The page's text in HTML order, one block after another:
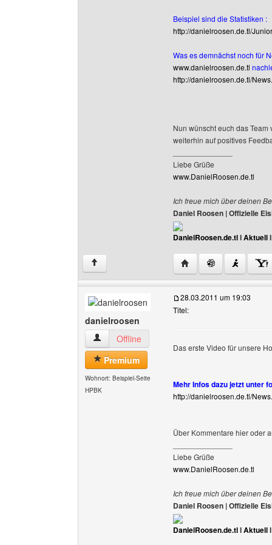
Beispiel sind die Statistiken :
http://danielroosen.de.tl/
Was es demnächst noch für
www.danielroosen.de.tl
http://danielroosen.de.tl/
Nun wünscht euch das
weiterhin auf positives
Liebe Grüße
www.DanielRoosen.de.tl
Ich freue mich über deinen
Daniel Roosen | Offizielle
DanielRoosen.de.tlIAktuell
↑ Website dieses
danielroosen
danielroosen Benutzer-Profile anzeigen
Offline
Premium
Wohnort: Beispiel-Seite
HPBK
28.03.2011 um 19:03
Titel:
Das erste Video für unsere
Mehr Infos dazu jetzt unter
http://danielroosen.de.tl/
Über Kommentare hier oder
Liebe Grüße
www.DanielRoosen.de.tl
Ich freue mich über deinen
Daniel Roosen | Offizielle
DanielRoosen.de.tlIAktuell